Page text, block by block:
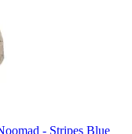
- Stripes Blue